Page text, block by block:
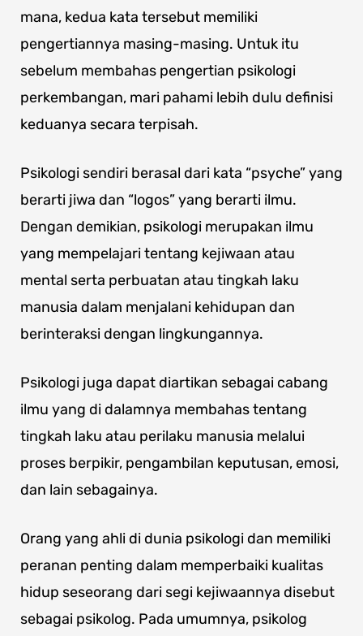
mana, kedua kata tersebut memiliki
pengertiannya masing-masing. Untuk itu
sebelum membahas pengertian psikologi
perkembangan, mari pahami lebih dulu definisi
keduanya secara terpisah.
Psikologi sendiri berasal dari kata “psyche” yang
berarti jiwa dan “logos” yang berarti ilmu.
Dengan demikian, psikologi merupakan ilmu
yang mempelajari tentang kejiwaan atau
mental serta perbuatan atau tingkah laku
manusia dalam menjalani kehidupan dan
berinteraksi dengan lingkungannya.
Psikologi juga dapat diartikan sebagai cabang
ilmu yang di dalamnya membahas tentang
tingkah laku atau perilaku manusia melalui
proses berpikir, pengambilan keputusan, emosi,
dan lain sebagainya.
Orang yang ahli di dunia psikologi dan memiliki
peranan penting dalam memperbaiki kualitas
hidup seseorang dari segi kejiwaannya disebut
sebagai psikolog. Pada umumnya, psikolog